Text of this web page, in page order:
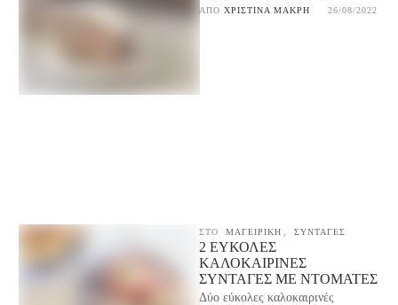
φανουρόπιτα χωρίς μίξερ σε 5
ΑΠΌ ΧΡΙΣΤΊΝΑ ΜΑΚΡΉ 26/08/2022
ΣΤΟ ΜΑΓΕΙΡΙΚΉ ΣΥΝΤΑΓΕΣ
2 ΕΎΚΟΛΕΣ
ΚΑΛΟΚΑΙΡΙΝΈΣ
ΣΥΝΤΑΓΈΣ ΜΕ ΝΤΟΜΆΤΕΣ
Δύο εύκολες καλοκαιρινές